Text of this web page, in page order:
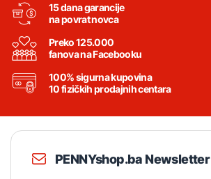
15 dana garancije
na povrat novca
Preko 125.000
fanova na Facebooku
100% sigurna kupovina
10 fizičkih prodajnih centara
PENNYshop.ba Newsletter